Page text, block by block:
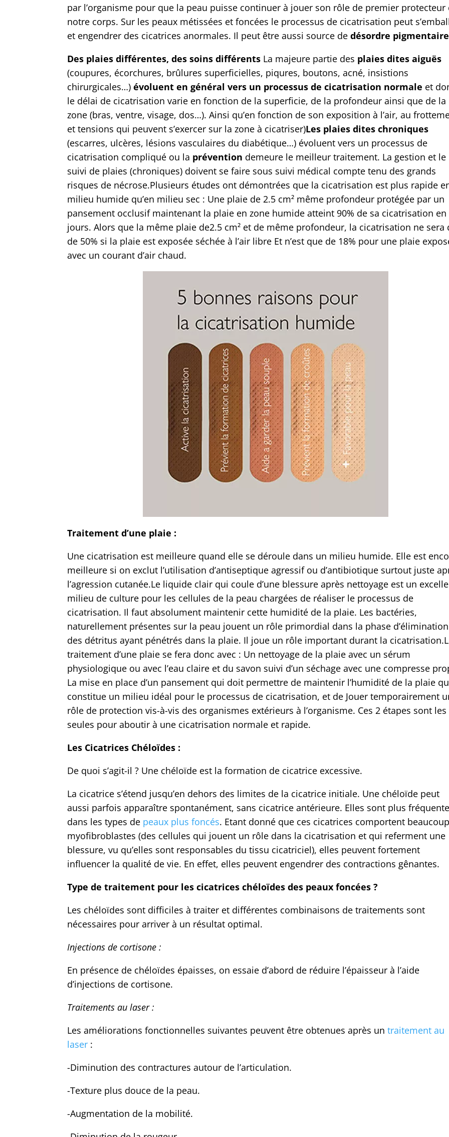
par l’organisme pour que la peau puisse continuer à jouer son rôle de premier protecteur
notre corps. Sur les peaux métissées et foncées le processus de cicatrisation peut
et engendrer des cicatrices anormales. Il peut être aussi source dedésordre pigmentaire
Des plaies différentes, des soins différents La majeure partie des plaies dites aiguës
(coupures, écorchures, brûlures superficielles, piqures, boutons, acné, insistions
chirurgicales…)évoluent en général vers un processus de cicatrisation normale et
le délai de cicatrisation varie en fonction de la superficie, de la profondeur ainsi que de la
zone (bras, ventre, visage, dos…). Ainsi qu’en fonction de son exposition à l’air, au
et tensions qui peuvent s’exercer sur la zone à cicatriser)Les plaies dites chroniques
(escarres, ulcères, lésions vasculaires du diabétique…) évoluent vers un processus de
cicatrisation compliqué ou la prévention demeure le meilleur traitement. La gestion et le
suivi de plaies (chroniques) doivent se faire sous suivi médical compte tenu des grands
risques de nécrose.Plusieurs études ont démontrées que la cicatrisation est plus rapide
milieu humide qu’en milieu sec : Une plaie de 2.5 cm² même profondeur protégée par un
pansement occlusif maintenant la plaie en zone humide atteint 90% de sa cicatrisation en
jours. Alors que la même plaie de2.5 cm² et de même profondeur, la cicatrisation ne sera
de 50% si la plaie est exposée séchée à l’air libre Et n’est que de 18% pour une plaie
avec un courant d’air chaud.
Traitement d’une plaie :
Une cicatrisation est meilleure quand elle se déroule dans un milieu humide. Elle est
meilleure si on exclut l’utilisation d’antiseptique agressif ou d’antibiotique surtout juste
l’agression cutanée.Le liquide clair qui coule d’une blessure après nettoyage est un
milieu de culture pour les cellules de la peau chargées de réaliser le processus de
cicatrisation. Il faut absolument maintenir cette humidité de la plaie. Les bactéries,
naturellement présentes sur la peau jouent un rôle primordial dans la phase d’élimination
des détritus ayant pénétrés dans la plaie. Il joue un rôle important durant la
traitement d’une plaie se fera donc avec : Un nettoyage de la plaie avec un sérum
physiologique ou avec l’eau claire et du savon suivi d’un séchage avec une compresse
La mise en place d’un pansement qui doit permettre de maintenir l’humidité de la plaie
constitue un milieu idéal pour le processus de cicatrisation, et de Jouer temporairement
rôle de protection vis-à-vis des organismes extérieurs à l’organisme. Ces 2 étapes sont les
seules pour aboutir à une cicatrisation normale et rapide.
Les Cicatrices Chéloïdes :
De quoi s’agit-il ? Une chéloïde est la formation de cicatrice excessive.
La cicatrice s’étend jusqu’en dehors des limites de la cicatrice initiale. Une chéloïde peut
aussi parfois apparaître spontanément, sans cicatrice antérieure. Elles sont plus
dans les types de peaux plus foncés. Etant donné que ces cicatrices comportent
myofibroblastes (des cellules qui jouent un rôle dans la cicatrisation et qui referment une
blessure, vu qu’elles sont responsables du tissu cicatriciel), elles peuvent fortement
influencer la qualité de vie. En effet, elles peuvent engendrer des contractions gênantes.
Type de traitement pour les cicatrices chéloïdes des peaux foncées ?
Les chéloïdes sont difficiles à traiter et différentes combinaisons de traitements sont
nécessaires pour arriver à un résultat optimal.
Injections de cortisone :
En présence de chéloïdes épaisses, on essaie d’abord de réduire l’épaisseur à l’aide
d’injections de cortisone.
Traitements au laser :
Les améliorations fonctionnelles suivantes peuvent être obtenues après untraitement au
laser :
-Diminution des contractures autour de l’articulation.
-Texture plus douce de la peau.
-Augmentation de la mobilité.